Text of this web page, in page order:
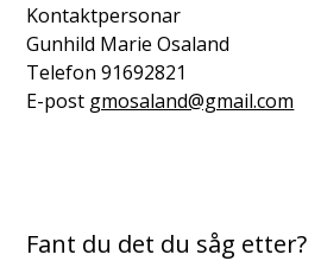
Kontaktpersonar
Gunhild Marie Osaland
Telefon91692821
E-post gmosaland@gmail.com
Fant du det du såg etter?